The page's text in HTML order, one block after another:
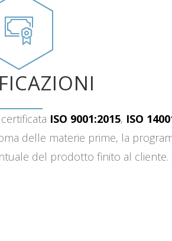
ISO 9001:2015, ISO
delle materie prime, la
del prodotto finito al cliente.